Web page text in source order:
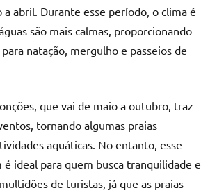
abril. Durante esse período, o clima é
são mais calmas, proporcionando
natação, mergulho e passeios de
que vai de maio a outubro, traz
tornando algumas praias
aquáticas. No entanto, esse
ideal para quem busca tranquilidade e
de turistas, já que as praias